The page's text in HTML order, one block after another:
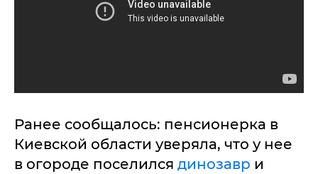
Ранее сообщалось: пенсионерка в
Киевской области уверяла, что у нее
в огороде поселился динозавр и